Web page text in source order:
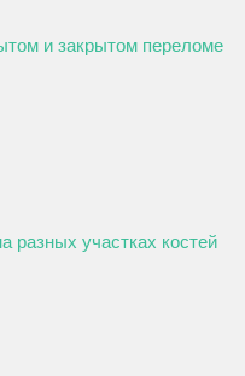
и закрытом переломе
разных участках костей